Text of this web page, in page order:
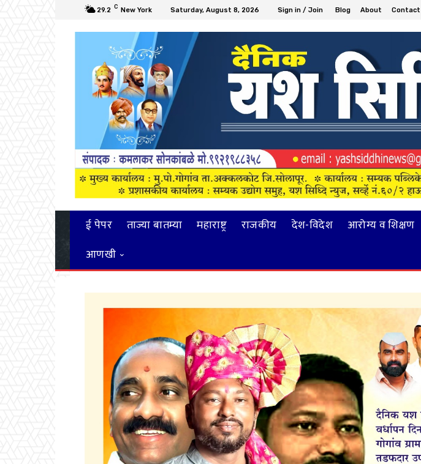
29.2 C New York Saturday, August 8, 2026 Sign in / Join Blog About Contact
ई पेपर ताज्या बातम्या महाराष्ट्र राजकीय देश-विदेश आरोग्य व शिक्षण
आणखी